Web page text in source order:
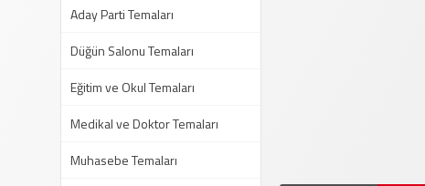
Aday Parti Temaları
Düğün Salonu Temaları
Eğitim ve Okul Temaları
Medikal ve Doktor Temaları
Muhasebe Temaları